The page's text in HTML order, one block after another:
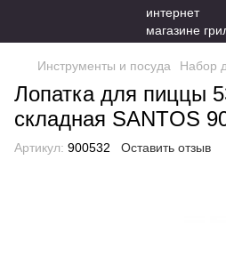
Инструменты и посуда Набор
Лопатка для пиццы
складная SANTOS
Артикул: 900532 Оставить отзыв